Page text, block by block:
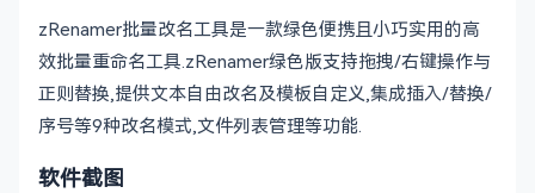
zRenamer批量改名工具是一款绿色便携且小巧实用的高
效批量重命名工具.zRenamer绿色版支持拖拽/右键操作与
正则替换,提供文本自由改名及模板自定义,集成插入/替换/
序号等9种改名模式,文件列表管理等功能.
软件截图